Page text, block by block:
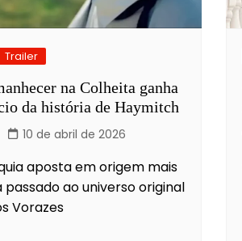
Trailer
na Colheita ganha
da história de Haymitch
10 de abril de 2026
aposta em origem mais
ao universo original
Vorazes